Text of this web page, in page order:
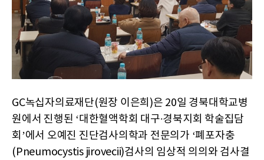
GC녹십자의료재단(원장 이은희)은 20일 경북대학교병
원에서 진행된 ‘대한혈액학회 대구∙경북지회 학술집담
회’에서 오예진 진단검사의학과 전문의가 ‘폐포자충
(Pneumocystis jirovecii)검사의 임상적 의의와 검사결